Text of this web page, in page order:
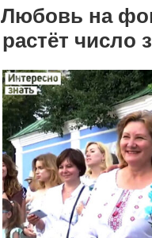
Любовь на
растёт число